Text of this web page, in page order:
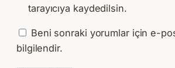
tarayıcıya kaydedilsin.
Beni sonraki yorumlar için e-
bilgilendir.